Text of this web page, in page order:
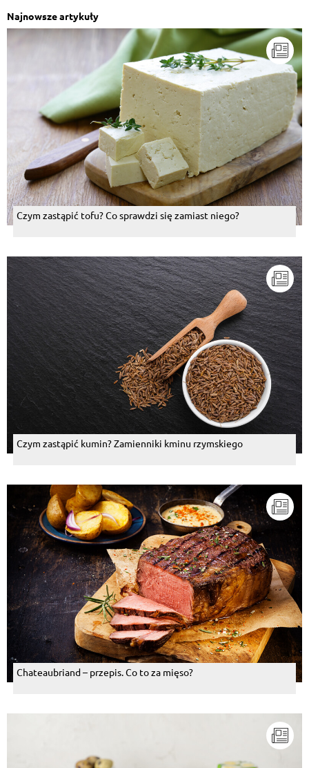
Najnowsze artykuły
Czym zastąpić tofu? Co sprawdzi się zamiast niego?
Czym zastąpić kumin? Zamienniki kminu rzymskiego
Chateaubriand – przepis. Co to za mięso?